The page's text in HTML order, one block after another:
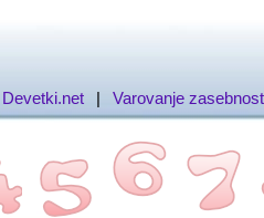
| Varovanje